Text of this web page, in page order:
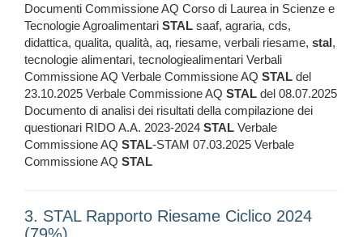
Documenti Commissione AQ Corso di Laurea in Scienze e
Tecnologie Agroalimentari STAL saaf, agraria, cds,
didattica, qualita, qualità, aq, riesame, verbali riesame, stal,
tecnologie alimentari, tecnologiealimentari Verbali
Commissione AQ Verbale Commissione AQ STAL del
23.10.2025 Verbale Commissione AQ STAL del 08.07.2025
Documento di analisi dei risultati della compilazione dei
questionari RIDO A.A. 2023-2024 STAL Verbale
Commissione AQ STAL-STAM 07.03.2025 Verbale
Commissione AQ STAL
3. STAL Rapporto Riesame Ciclico 2024